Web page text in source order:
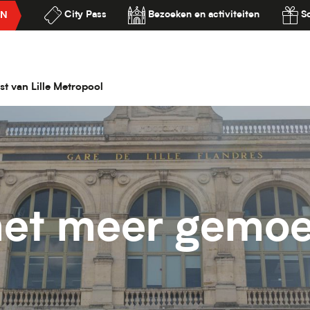
City Pass Bezoeken en activiteiten
van Lille Metropool
meer